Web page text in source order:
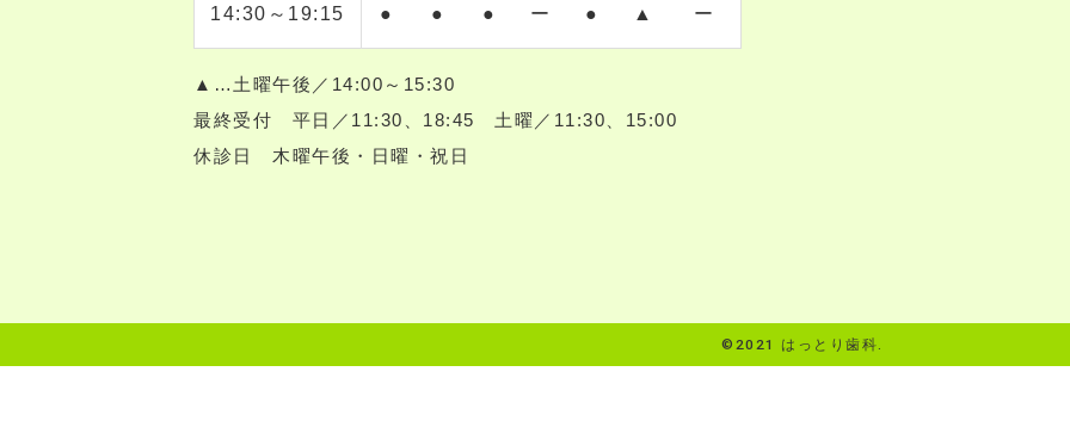
14:30～19:15 ● ● ● ー ● ▲ ー
▲…土曜午後／14:00～15:30
最終受付 平日／11:30、18:45 土曜／11:30、15:00
休診日 木曜午後・日曜・祝日
©2021 はっとり歯科.